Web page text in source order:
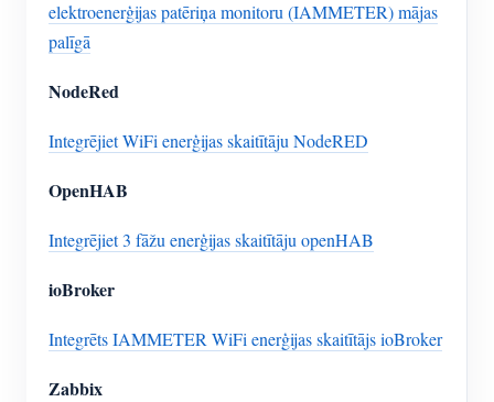
elektroenerģijas patēriņa monitoru (IAMMETER) mājas
palīgā
NodeRed
Integrējiet WiFi enerģijas skaitītāju NodeRED
OpenHAB
Integrējiet 3 fāžu enerģijas skaitītāju openHAB
ioBroker
Integrēts IAMMETER WiFi enerģijas skaitītājs ioBroker
Zabbix